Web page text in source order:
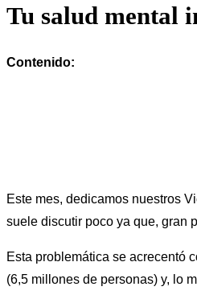
Tu salud mental
Contenido:
Este mes, dedicamos nuestros
suele discutir poco ya que, gran
Esta problemática se acrecentó
(6,5 millones de personas) y, lo